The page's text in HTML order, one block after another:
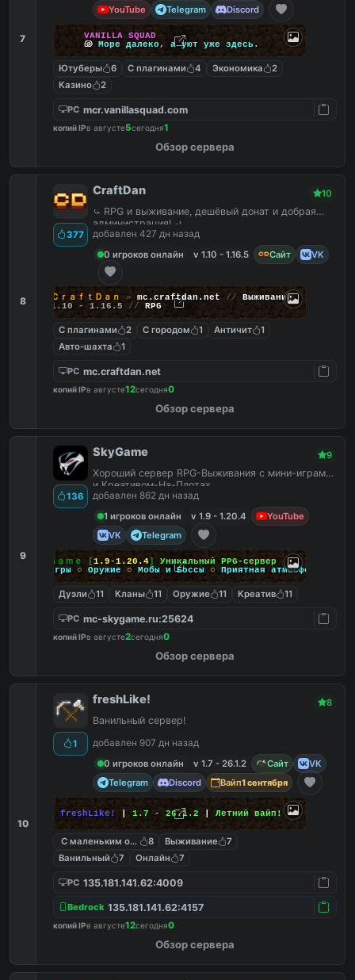
7
YouTube Telegram Discord
VANILLA SQUAD
🐚 Море далеко, а уют уже здесь.
Ютуберы 6 С плагинами 4 Экономика
2
Казино
2
PC mcr.vanillasquad.com
копий IPв августе5сегодня1
Обзор сервера
8
377
CraftDan 10
⤿ RPG и выживание, дешёвый донат и добрая
администрация! ⤾
добавлен 427 дн назад
0 игроков онлайн
v 1.10 - 1.16.5 Сайт VK
ＣｒａｆｔＤａｎ » mc.craftdan.net // Выживание
1.10 - 1.16.5 // RPG
С плагинами 2 С городом 1 Античит
1
Авто-шахта
1
PC mc.craftdan.net
копий IPв августе12сегодня0
Обзор сервера
9
136
SkyGame 9
Хороший сервер RPG-Выживания с мини-играми
и Креативом-На-Плотах.
добавлен 862 дн назад
1 игроков онлайн
v 1.9 - 1.20.4
YouTube
VK
Telegram
Ｓｋｙ Ｇａｍｅ [1.9-1.20.4] Уникальный PPG-сервер
Мини-игры ○ Оружие ○ Мобы и Боссы ○ Приятная атмосфера
Дуэли 11 Кланы 11 Оружие 11 Креатив 11
PC mc-skygame.ru:25624
копий IPв августе2сегодня0
Обзор сервера
10
1
freshLike! 8
Ванильный сервер!
добавлен 907 дн назад
0 игроков онлайн
v 1.7 - 26.1.2 Сайт
VK
Telegram
Discord Вайп1 сентября
freshLike! 1.7 - 26.1.2 | Летний вайп!
С маленьким онлайном
8 Выживание
7
Ванильный
7 Онлайн 7
PC 135.181.141.62:4009
Bedrock 135.181.141.62:4157
копий IPв августе12сегодня0
Обзор сервера